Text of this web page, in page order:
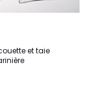
et taie